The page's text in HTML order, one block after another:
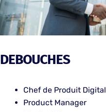
DEBOUCHES
Chef de Produit Digital
Product Manager